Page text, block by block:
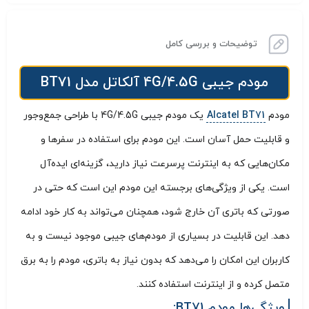
توضیحات و بررسی کامل
مودم جیبی 4G/4.5G آلکاتل مدل BT71
مودم Alcatel BT71
یک مودم جیبی 4G/4.5G با طراحی جمع‌وجور
و قابلیت حمل آسان است. این مودم برای استفاده در سفرها و
مکان‌هایی که به اینترنت پرسرعت نیاز دارید، گزینه‌ای ایده‌آل
است. یکی از ویژگی‌های برجسته این مودم این است که حتی در
صورتی که باتری آن خارج شود، همچنان می‌تواند به کار خود ادامه
دهد. این قابلیت در بسیاری از مودم‌های جیبی موجود نیست و به
کاربران این امکان را می‌دهد که بدون نیاز به باتری، مودم را به برق
متصل کرده و از اینترنت استفاده کنند.